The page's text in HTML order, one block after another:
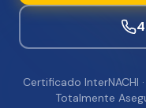
Certificado InterNACHI
Totalmente